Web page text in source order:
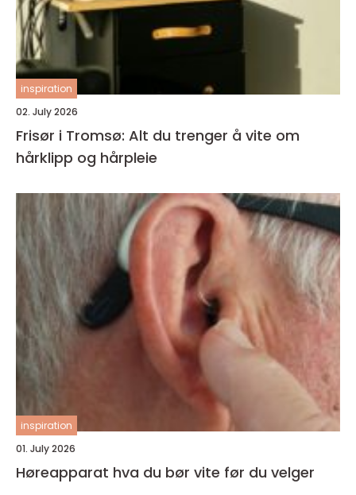
inspiration
02. July 2026
Frisør i Tromsø: Alt du trenger å vite om
hårklipp og hårpleie
inspiration
01. July 2026
Høreapparat hva du bør vite før du velger